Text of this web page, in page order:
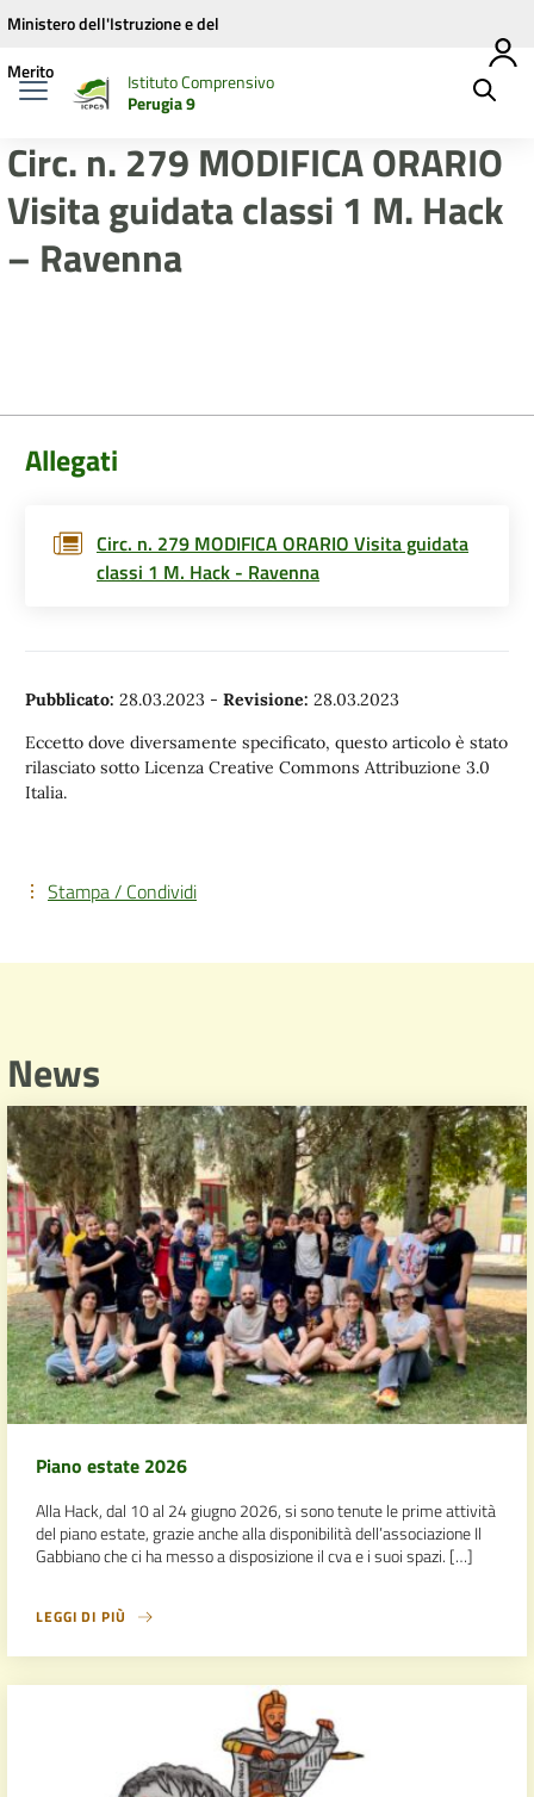
Vai ai contenuti
Vai al menu di navigazione
Vai al footer
Ministero dell'Istruzione e del
Merito
Istituto Comprensivo
Perugia 9
Circ. n. 279 MODIFICA ORARIO
Visita guidata classi 1 M. Hack
– Ravenna
Allegati
Circ. n. 279 MODIFICA ORARIO Visita guidata
classi 1 M. Hack - Ravenna
Pubblicato: 28.03.2023 - Revisione: 28.03.2023
Eccetto dove diversamente specificato, questo articolo è stato
rilasciato sotto Licenza Creative Commons Attribuzione 3.0
Italia.
Stampa / Condividi
News
Piano estate 2026
Alla Hack, dal 10 al 24 giugno 2026, si sono tenute le prime attività
del piano estate, grazie anche alla disponibilità dell’associazione Il
Gabbiano che ci ha messo a disposizione il cva e i suoi spazi. […]
LEGGI DI PIÙ